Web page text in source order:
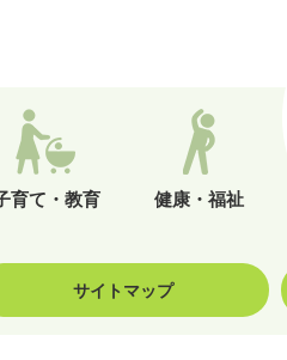
育て・教育 健康・福祉
サイトマップ